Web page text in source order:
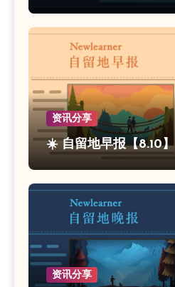
资讯分享
☀️ 自留地早报【8.10】
资讯分享